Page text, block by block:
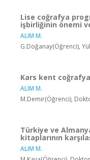
Lise coğrafya
işbirliğinin önemi
ALIM M.
G.Doğanay(Öğrenci),
Kars kent
ALIM M.
M.Demir(Öğrenci),
Türkiye ve
kitaplarının
ALIM M.